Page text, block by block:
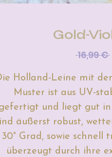
Gold-
16,99 €
Holland-Leine mit
Muster ist aus UV-
und liegt gut in
äußerst robust,
30° Grad, sowie schnell
überzeugt durch ihre